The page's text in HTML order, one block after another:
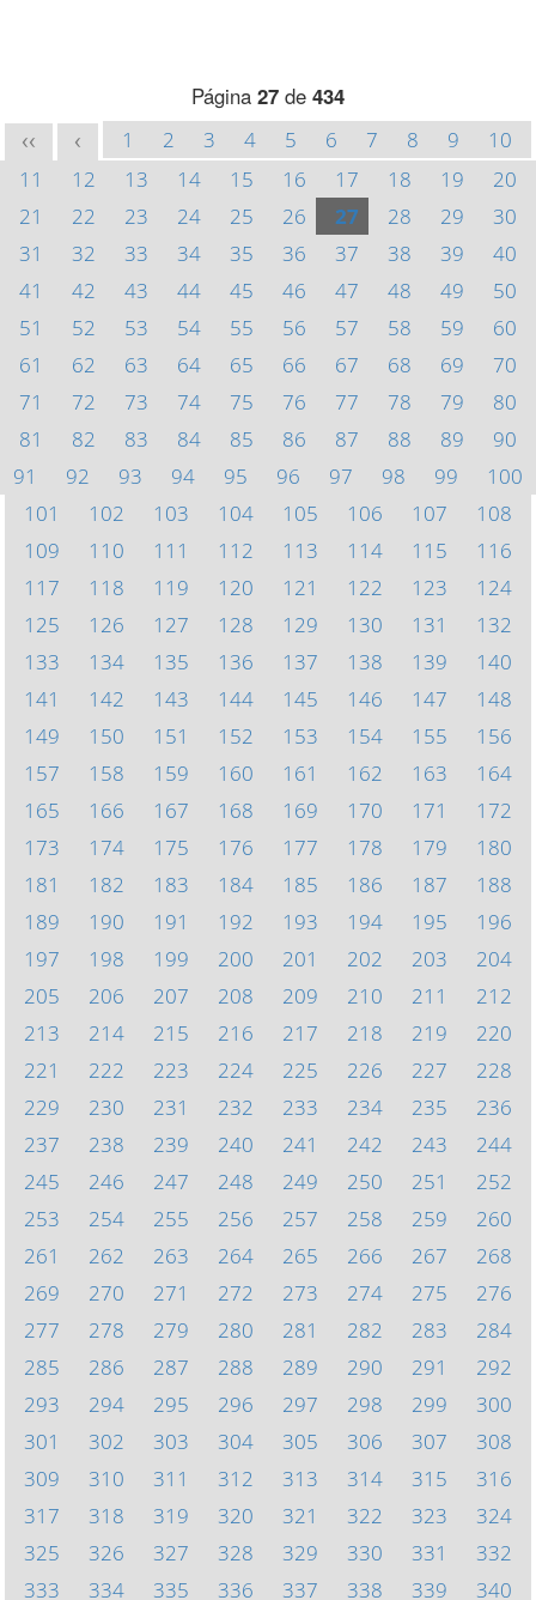
Página 27 de 434
<< < 1 2 3 4 5 6 7 8 9
10
11
12 13 14 15 16 17 18 19
20
21
22 23 24 25 26 27 28 29
30
31
32 33 34 35 36 37 38 39
40
41
42 43 44 45 46 47 48 49
50
51
52 53 54 55 56 57 58 59
60
61
62 63 64 65 66 67 68 69
70
71
72 73 74 75 76 77 78 79
80
81
82 83 84 85 86 87 88 89
90
91
92 93 94 95 96 97 98 99
100
101
102 103 104 105 106 107
108
109
110 111 112 113 114 115
116
117
118 119 120 121 122 123
124
125
126 127 128 129 130 131
132
133
134 135 136 137 138 139
140
141
142 143 144 145 146 147
148
149
150 151 152 153 154 155
156
157
158 159 160 161 162 163
164
165
166 167 168 169 170 171
172
173
174 175 176 177 178 179
180
181
182 183 184 185 186 187
188
189
190 191 192 193 194 195
196
197
198 199 200 201 202 203
204
205
206 207 208 209 210 211
212
213
214 215 216 217 218 219
220
221
222 223 224 225 226 227
228
229
230 231 232 233 234 235
236
237
238 239 240 241 242 243
244
245
246 247 248 249 250 251
252
253
254 255 256 257 258 259
260
261
262 263 264 265 266 267
268
269
270 271 272 273 274 275
276
277
278 279 280 281 282 283
284
285
286 287 288 289 290 291
292
293
294 295 296 297 298 299
300
301
302 303 304 305 306 307
308
309
310 311 312 313 314 315
316
317
318 319 320 321 322 323
324
325
326 327 328 329 330 331
332
333
334 335 336 337 338 339 340